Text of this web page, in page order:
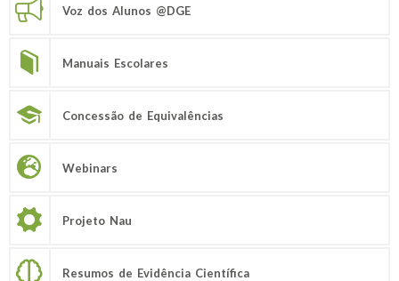
Voz dos Alunos @DGE
Manuais Escolares
Concessão de Equivalências
Webinars
Projeto Nau
Resumos de Evidência Científica